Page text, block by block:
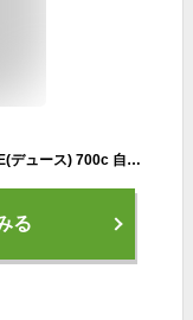
【ANIMATOアニマート】ロードバイク DEUCE(デュース) 700c 自転車 スピード 通勤 通学 ストリート スタイリッシュ おしゃれ おすすめ【シマノ14段変速】
る